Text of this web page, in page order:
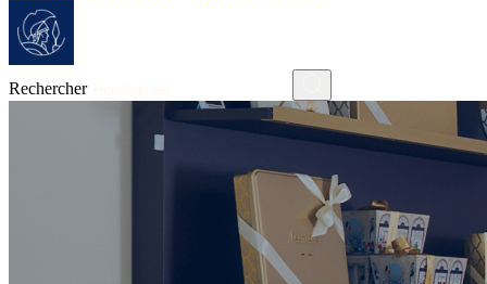
Rechercher